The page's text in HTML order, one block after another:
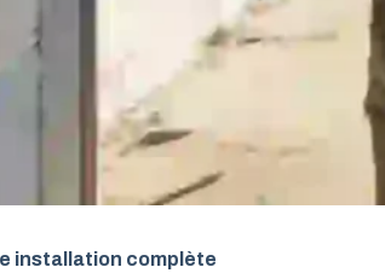
installation complète